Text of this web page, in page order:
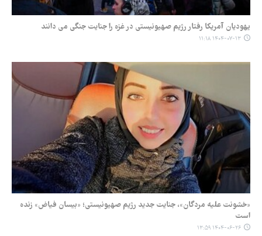
یهودیان آمریکا رفتار رژیم صهیونیستی در غزه را جنایت جنگی می دانند
۱۴۰۴-۰۷-۱۳ ۱۱:۱۸
«خشونت علیه مردگان»، جنایت جدید رژیم صهیونیستی؛ «بیسان فیاض» زنده
است
۱۴۰۴-۰۶-۲۶ ۱۳:۵۹